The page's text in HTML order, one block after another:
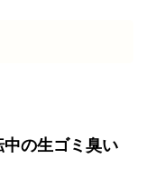
の生ゴミ臭い